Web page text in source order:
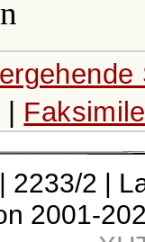
Faksimile
2233/2 |
2001-